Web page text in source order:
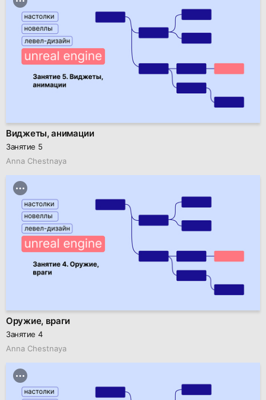
Виджеты, анимации
Занятие 5
Anna Chestnaya
Оружие, враги
Занятие 4
Anna Chestnaya